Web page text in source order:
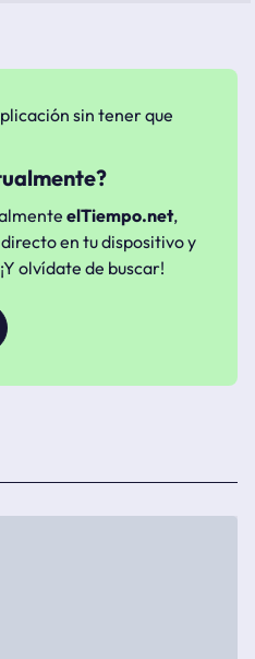
sin tener que
elTiempo.net,
en tu dispositivo y
olvídate de buscar!